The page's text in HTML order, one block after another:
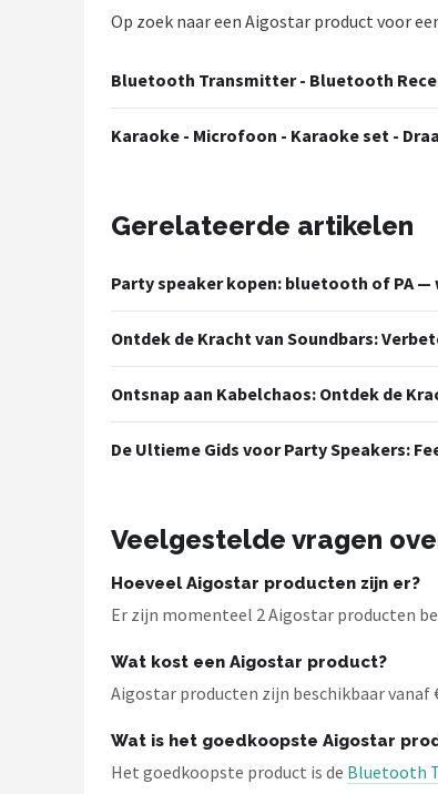
ArtSound
AquaSound
Ultimea
Carlinkit
Alle merken →
Op zoek naar een Aigostar product voor
Bluetooth Transmitter - Bluetooth
Karaoke - Microfoon - Karaoke set -
Gerelateerde artikelen
Party speaker kopen: bluetooth of PA —
Ontdek de Kracht van Soundbars:
Ontsnap aan Kabelchaos: Ontdek de
De Ultieme Gids voor Party Speakers:
Veelgestelde vragen
Hoeveel Aigostar producten zijn er?
Er zijn momenteel 2 Aigostar producten
Wat kost een Aigostar product?
Aigostar producten zijn beschikbaar vanaf
Wat is het goedkoopste Aigostar
Het goedkoopste product is de Bluetooth